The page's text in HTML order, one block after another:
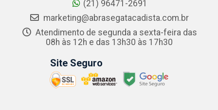
(21) 96471-2691
marketing@abrasegatacadista.com.br
Atendimento de segunda a sexta-feira das
08h às 12h e das 13h30 às 17h30
Site Seguro